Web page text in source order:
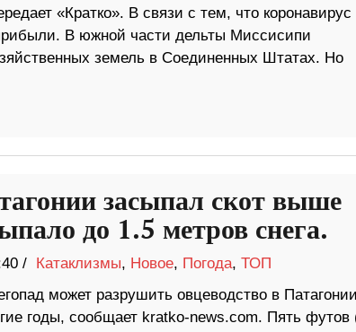
«Кратко». В связи с тем, что коронавирус
В южной части дельты Миссисипи
земель в Соединенных Штатах. Но
засыпал скот выше
до 1.5 метров снега.
/ Катаклизмы, Новое, Погода, ТОП
может разрушить овцеводство в
годы, сообщает kratko-news.com. Пять